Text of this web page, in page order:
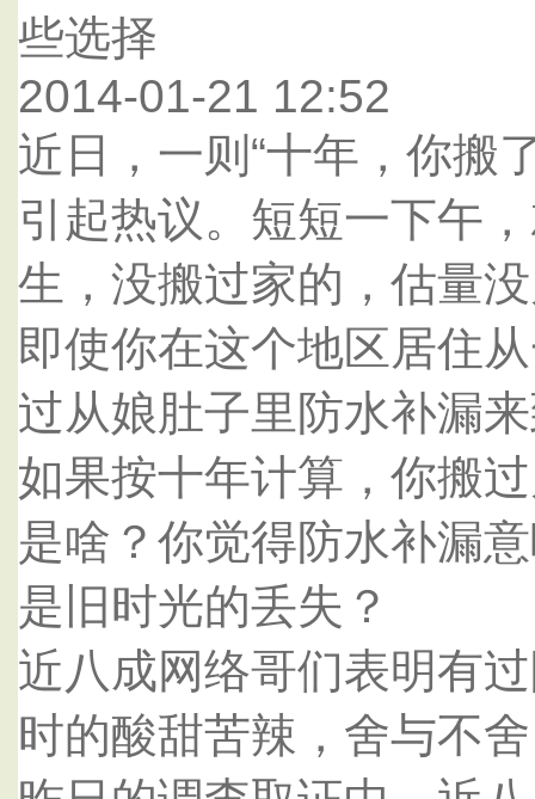
些选择
2014-01-21 12:52
近日，一则“十年，你搬
引起热议。短短一下午
生，没搬过家的，估量
即使你在这个地区居住
过从娘肚子里防水补漏
如果按十年计算，你搬
是啥？你觉得防水补漏
是旧时光的丢失？
近八成网络哥们表明有
时的酸甜苦辣，舍与不